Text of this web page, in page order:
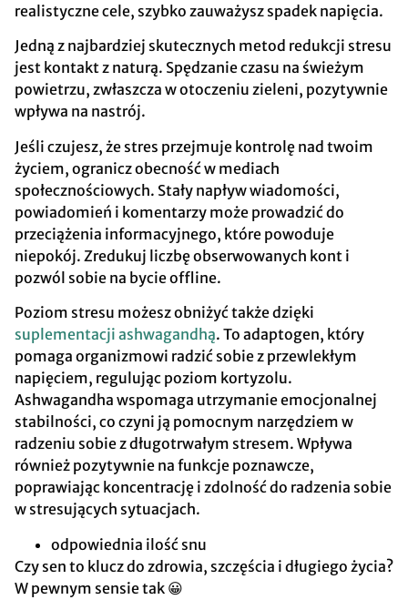
realistyczne cele, szybko zauważysz spadek napięcia.
Jedną z najbardziej skutecznych metod redukcji stresu
jest kontakt z naturą. Spędzanie czasu na świeżym
powietrzu, zwłaszcza w otoczeniu zieleni, pozytywnie
wpływa na nastrój.
Jeśli czujesz, że stres przejmuje kontrolę nad twoim
życiem, ogranicz obecność w mediach
społecznościowych. Stały napływ wiadomości,
powiadomień i komentarzy może prowadzić do
przeciążenia informacyjnego, które powoduje
niepokój. Zredukuj liczbę obserwowanych kont i
pozwól sobie na bycie offline.
Poziom stresu możesz obniżyć także dzięki
suplementacji ashwagandhą. To adaptogen, który
pomaga organizmowi radzić sobie z przewlekłym
napięciem, regulując poziom kortyzolu.
Ashwagandha wspomaga utrzymanie emocjonalnej
stabilności, co czyni ją pomocnym narzędziem w
radzeniu sobie z długotrwałym stresem. Wpływa
również pozytywnie na funkcje poznawcze,
poprawiając koncentrację i zdolność do radzenia sobie
w stresujących sytuacjach.
odpowiednia ilość snu
Czy sen to klucz do zdrowia, szczęścia i długiego życia?
W pewnym sensie tak 😀